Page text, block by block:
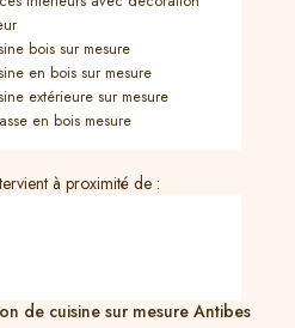
bois sur mesure
en bois sur mesure
extérieure sur mesure
en bois mesure
à proximité de :
de cuisine sur mesure Antibes